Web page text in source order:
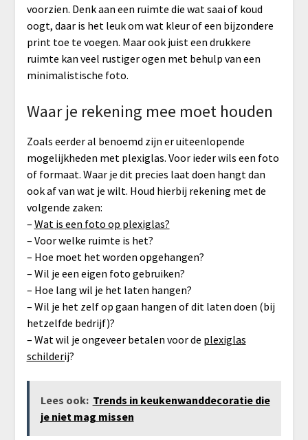
voorzien. Denk aan een ruimte die wat saai of koud
oogt, daar is het leuk om wat kleur of een bijzondere
print toe te voegen. Maar ook juist een drukkere
ruimte kan veel rustiger ogen met behulp van een
minimalistische foto.
Waar je rekening mee moet houden
Zoals eerder al benoemd zijn er uiteenlopende
mogelijkheden met plexiglas. Voor ieder wils een foto
of formaat. Waar je dit precies laat doen hangt dan
ook af van wat je wilt. Houd hierbij rekening met de
volgende zaken:
– Wat is een foto op plexiglas?
– Voor welke ruimte is het?
– Hoe moet het worden opgehangen?
– Wil je een eigen foto gebruiken?
– Hoe lang wil je het laten hangen?
– Wil je het zelf op gaan hangen of dit laten doen (bij
hetzelfde bedrijf)?
– Wat wil je ongeveer betalen voor de plexiglas
schilderij?
Lees ook: Trends in keukenwanddecoratie die
je niet mag missen